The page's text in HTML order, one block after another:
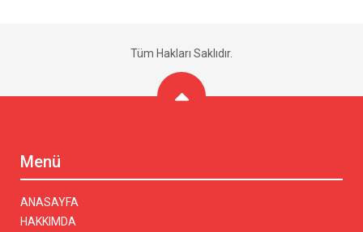
Tüm Hakları Saklıdır.
Menü
ANASAYFA
HAKKIMDA